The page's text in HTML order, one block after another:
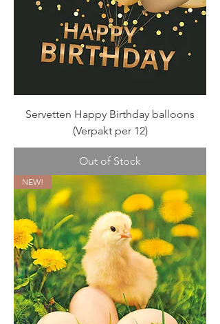
Servetten Happy Birthday balloons
(Verpakt per 12)
Out of Stock
NEW!